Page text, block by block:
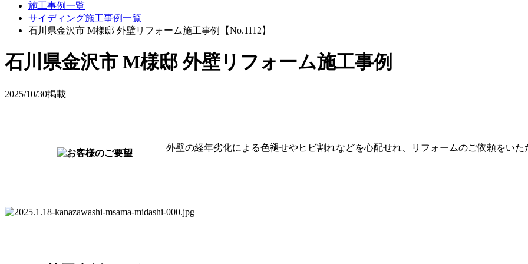
施工事例一覧
サイディング施工事例一覧
石川県金沢市 M様邸 外壁リフォーム施工事例【No.1112】
石川県金沢市 M様邸 外壁リフォーム施工事例
2025/10/30掲載
外壁の経年劣化による色褪せやヒビ割れなどを心配せれ、リフォームのご依頼をいた